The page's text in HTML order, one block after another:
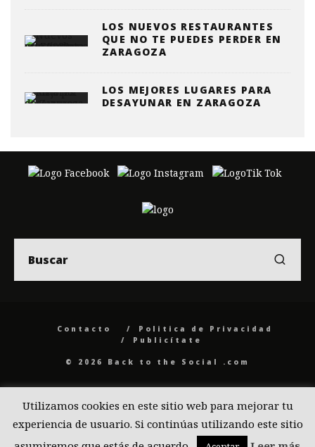
LOS NUEVOS RESTAURANTES
QUE NO TE PUEDES PERDER EN
ZARAGOZA
LOS MEJORES LUGARES PARA
DESAYUNAR EN ZARAGOZA
Contacto
Politica de Privacidad
Publicítate
© 2026 Back to the Social .com
Utilizamos cookies en este sitio web para mejorar tu
experiencia de usuario. Si continúas utilizando este sitio